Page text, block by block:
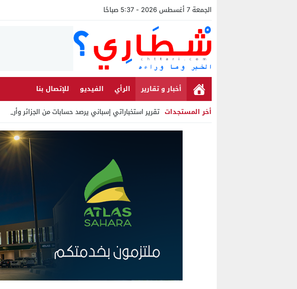
الجمعة 7 أغسطس 2026 - 5:37 صباحًا
أخبار و تقارير الرأي الفيديو
للإتصال بنا
أخر المستجدات تقرير استخباراتي إسباني يرصد حسابات من الجزائر وأرقاما بـ”213 _
Stop